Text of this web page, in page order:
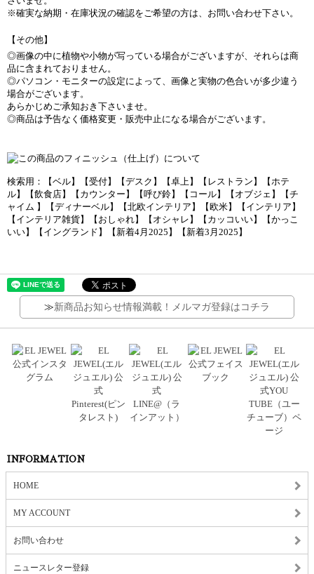
※確実な納期・在庫状況の確認をご希望の方は、お問い合わせ下さい。
【その他】
◎画像の中に植物や小物が写っている場合がございますが、それらは商
品に含まれておりません。
◎パソコン・モニターの設定によって、画像と実物の色合いが多少違う
場合がございます。
あらかじめご承知おき下さいませ。
◎商品は予告なく価格変更・販売中止になる場合がございます。
検索用：【ベル】【受付】【デスク】【卓上】【レストラン】【ホテ
ル】【飲食店】【カウンター】【呼び鈴】【コール】【オブジェ】【チ
ャイム 】【ディナーベル】【北欧インテリア】【欧米】【インテリア】
【インテリア雑貨】【おしゃれ】【オシャレ】【カッコいい】【かっこ
いい】【イングランド】【新着4月2025】【新着3月2025】
≫新商品お知らせ情報満載！メルマガ登録はコチラ
INFORMATION
HOME
MY ACCOUNT
お問い合わせ
ニュースレター登録